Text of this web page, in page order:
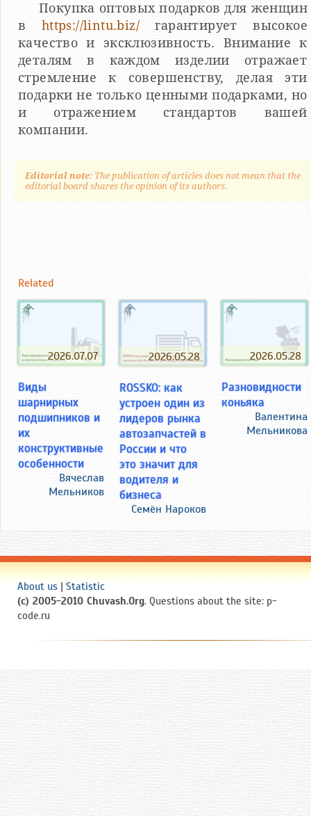
Покупка оптовых подарков для женщин
в https://lintu.biz/гарантирует высокое
качество и эксклюзивность. Внимание к
деталям в каждом изделии отражает
стремление к совершенству, делая эти
подарки не только ценными подарками, но
и отражением стандартов вашей
компании.
Editorial note: The publication of articles does not mean that the
editorial board shares the opinion of its authors.
Related
2026.07.07
Виды
шарнирных
подшипников и
их
конструктивные
особенности
Вячеслав
Мельников
2026.05.28
ROSSKO: как
устроен один из
лидеров рынка
автозапчастей в
России и что
это значит для
водителя и
бизнеса
Семён Нароков
2026.05.28
Разновидности
коньяка
Валентина
Мельникова
About us | Statistic
(c) 2005-2010 Chuvash.Org. Questions about the site: p-
code.ru